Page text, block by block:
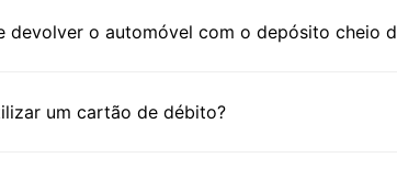
devolver o automóvel com o depósito cheio
um cartão de débito?